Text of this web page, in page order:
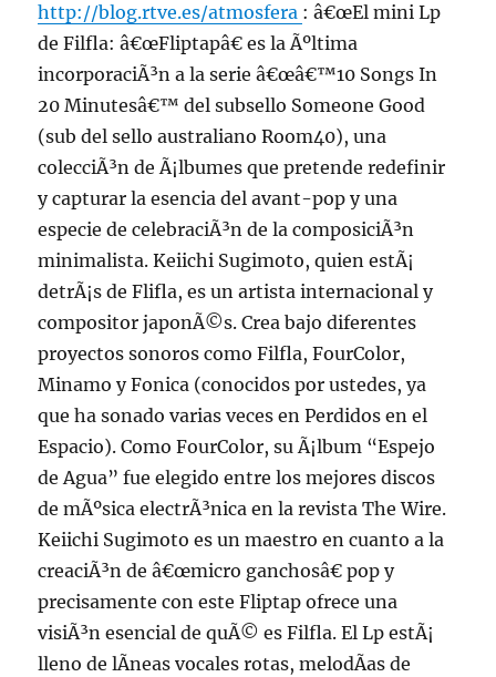
http://blog.rtve.es/atmosfera : â€œEl mini Lp
de Filfla: â€œFliptapâ€ es la Ãºltima
incorporaciÃ³n a la serie â€œâ€™10 Songs In
20 Minutesâ€™ del subsello Someone Good
(sub del sello australiano Room40), una
colecciÃ³n de Ã¡lbumes que pretende redefinir
y capturar la esencia del avant-pop y una
especie de celebraciÃ³n de la composiciÃ³n
minimalista. Keiichi Sugimoto, quien estÃ¡
detrÃ¡s de Flifla, es un artista internacional y
compositor japonÃ©s. Crea bajo diferentes
proyectos sonoros como Filfla, FourColor,
Minamo y Fonica (conocidos por ustedes, ya
que ha sonado varias veces en Perdidos en el
Espacio). Como FourColor, su Ã¡lbum “Espejo
de Agua” fue elegido entre los mejores discos
de mÃºsica electrÃ³nica en la revista The Wire.
Keiichi Sugimoto es un maestro en cuanto a la
creaciÃ³n de â€œmicro ganchosâ€ pop y
precisamente con este Fliptap ofrece una
visiÃ³n esencial de quÃ© es Filfla. El Lp estÃ¡
lleno de lÃ­neas vocales rotas, melodÃ­as de